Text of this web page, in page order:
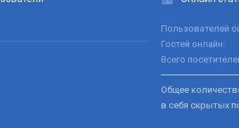
Пользователей
Гостей онлайн
Всего
Общее
в себя скрытых